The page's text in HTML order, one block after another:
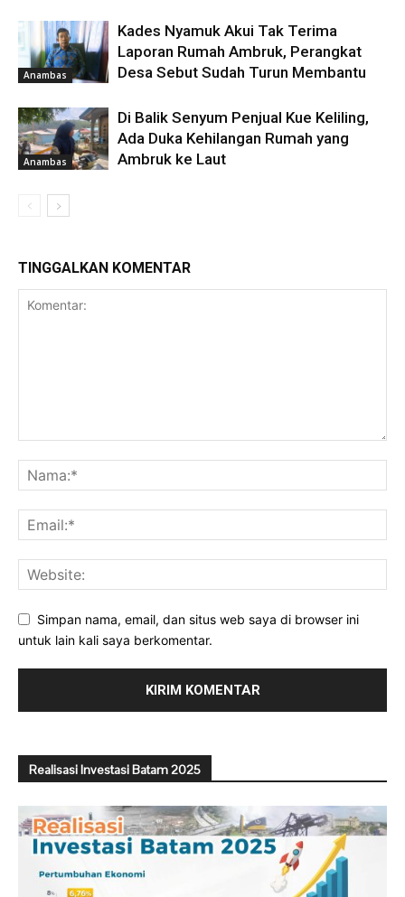
Anambas
Kades Nyamuk Akui Tak Terima
Laporan Rumah Ambruk, Perangkat
Desa Sebut Sudah Turun Membantu
Anambas
Di Balik Senyum Penjual Kue Keliling,
Ada Duka Kehilangan Rumah yang
Ambruk ke Laut
TINGGALKAN KOMENTAR
Simpan nama, email, dan situs web saya di browser ini
untuk lain kali saya berkomentar.
Realisasi Investasi Batam 2025